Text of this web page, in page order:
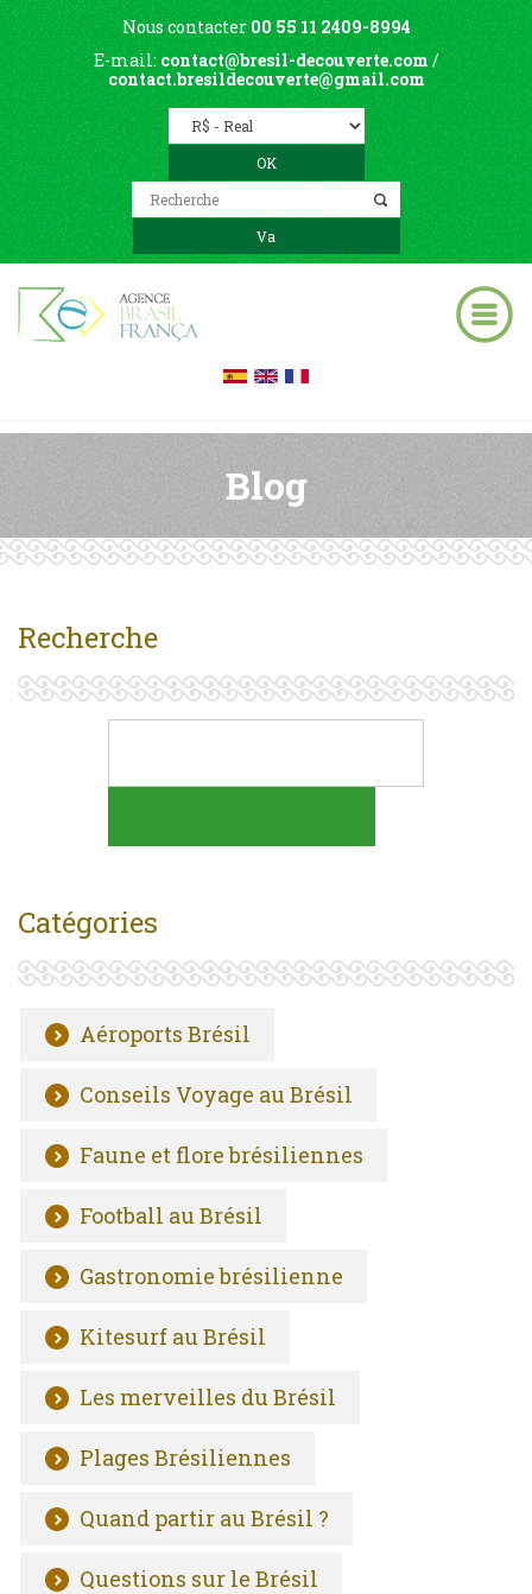
Nous contacter 00 55 11 2409-8994
E-mail: contact@bresil-decouverte.com /
contact.bresildecouverte@gmail.com
Blog
Recherche
Catégories
Aéroports Brésil
Conseils Voyage au Brésil
Faune et flore brésiliennes
Football au Brésil
Gastronomie brésilienne
Kitesurf au Brésil
Les merveilles du Brésil
Plages Brésiliennes
Quand partir au Brésil ?
Questions sur le Brésil